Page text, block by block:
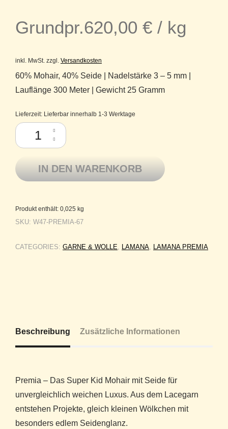
Grundpr.620,00 € / kg
inkl. MwSt. zzgl. Versandkosten
60% Mohair, 40% Seide | Nadelstärke 3 – 5 mm |
Lauflänge 300 Meter | Gewicht 25 Gramm
Lieferzeit: Lieferbar innerhalb 1-3 Werktage
Premia Lamana Lacegarn Super Kid Mohair Seide 67 Senf Menge
IN DEN WARENKORB
Produkt enthält: 0,025 kg
SKU: W47-PREMIA-67
CATEGORIES: GARNE & WOLLE LAMANA LAMANA PREMIA
Beschreibung Zusätzliche Informationen
Premia – Das Super Kid Mohair mit Seide für
unvergleichlich weichen Luxus. Aus dem Lacegarn
entstehen Projekte, gleich kleinen Wölkchen mit
besonders edlem Seidenglanz.